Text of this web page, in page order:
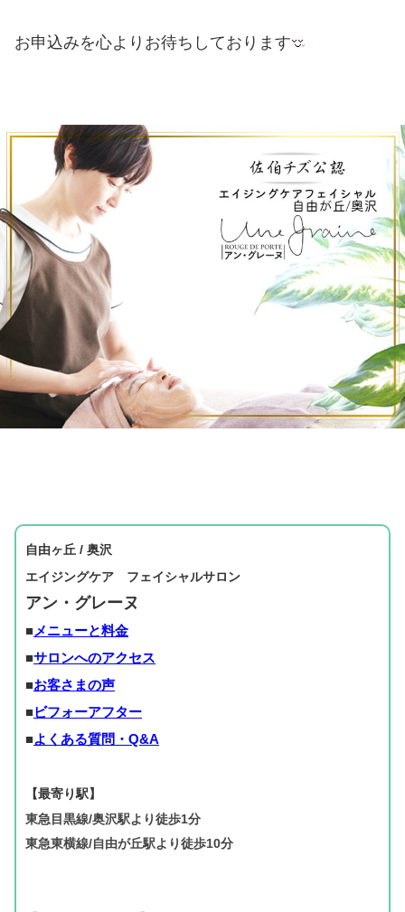
お申込みを心よりお待ちしております
自由ヶ丘 / 奥沢
エイジングケア フェイシャルサロン
アン・グレーヌ
■メニューと料金
■サロンへのアクセス
■お客さまの声
■ビフォーアフター
■よくある質問・Q&A
【最寄り駅】
東急目黒線/奥沢駅より徒歩1分
東急東横線/自由が丘駅より徒歩10分